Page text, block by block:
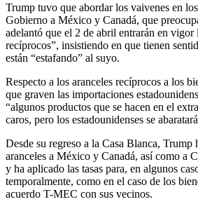
Trump tuvo que abordar los vaivenes en
Gobierno a México y Canadá, que
adelantó que el 2 de abril entrarán en vigor
recíprocos”, insistiendo en que tienen
están “estafando” al suyo.
Respecto a los aranceles recíprocos a los
que graven las importaciones
“algunos productos que se hacen en el
caros, pero los estadounidenses se
Desde su regreso a la Casa Blanca, Trump
aranceles a México y Canadá, así como a
y ha aplicado las tasas para, en algunos
temporalmente, como en el caso de los
acuerdo T-MEC con sus vecinos.